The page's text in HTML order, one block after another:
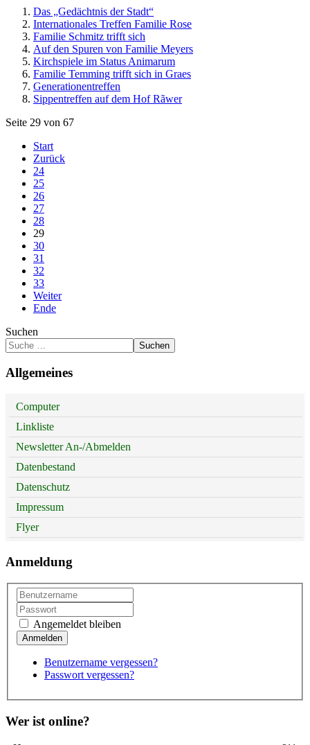
Das „Gedächtnis der Stadt“
Internationales Treffen Familie Rose
Familie Schmitz trifft sich
Auf den Spuren von Familie Meyers
Kirchspiele im Status Animarum
Familie Temming trifft sich in Graes
Generationentreffen
Sippentreffen auf dem Hof Rãwer
Seite 29 von 67
Start
Zurück
24
25
26
27
28
29
30
31
32
33
Weiter
Ende
Suchen
Suchen
Allgemeines
Computer
Linkliste
Newsletter An-/Abmelden
Datenbestand
Datenschutz
Impressum
Flyer
Anmeldung
Angemeldet bleiben
Benutzername vergessen?
Passwort vergessen?
Wer ist online?